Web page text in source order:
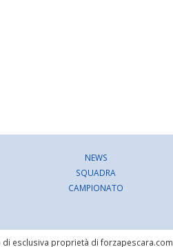
NEWS
SQUADRA
CAMPIONATO
esclusiva proprietà di forzapescara.com